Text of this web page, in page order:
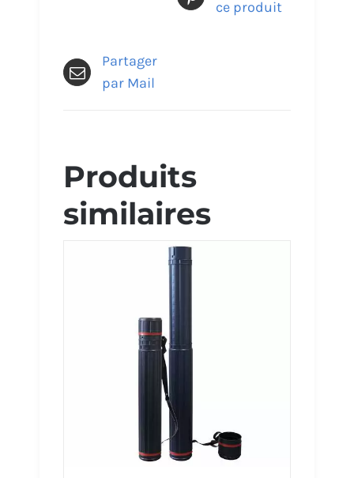
ce produit
Partager
par Mail
Produits
similaires